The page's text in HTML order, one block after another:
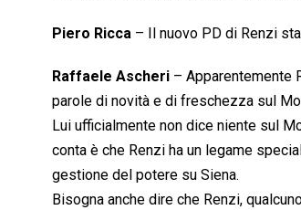
Piero Ricca – Il nuovo PD di Renzi
Raffaele Ascheri – Apparentemente
parole di novità e di freschezza sul
Lui ufficialmente non dice niente sul
conta è che Renzi ha un legame
gestione del potere su Siena.
Bisogna anche dire che Renzi,